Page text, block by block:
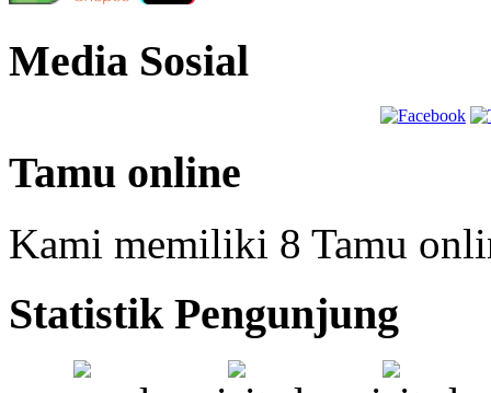
Media Sosial
Tamu online
Kami memiliki 8 Tamu
Statistik Pengunjung